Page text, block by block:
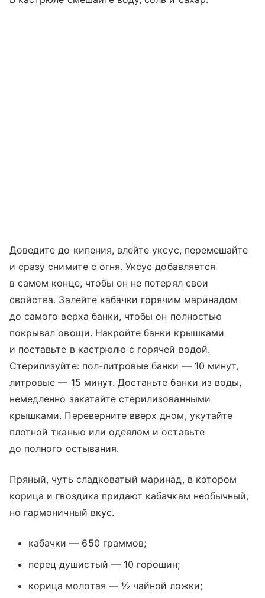
Доведите до кипения, влейте уксус, перемешайте
и сразу снимите с огня. Уксус добавляется
в самом конце, чтобы он не потерял свои
свойства. Залейте кабачки горячим маринадом
до самого верха банки, чтобы он полностью
покрывал овощи. Накройте банки крышками
и поставьте в кастрюлю с горячей водой.
Стерилизуйте: пол-литровые банки — 10 минут,
литровые — 15 минут. Достаньте банки из воды,
немедленно закатайте стерилизованными
крышками. Переверните вверх дном, укутайте
плотной тканью или одеялом и оставьте
до полного остывания.
Пряный, чуть сладковатый маринад, в котором
корица и гвоздика придают кабачкам необычный,
но гармоничный вкус.
кабачки — 650 граммов;
перец душистый — 10 горошин;
корица молотая — ½ чайной ложки;